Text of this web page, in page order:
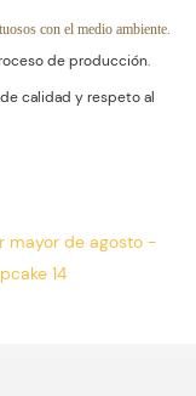
El Control
Está
con el medio ambiente.
de producción.
calidad y respeto al